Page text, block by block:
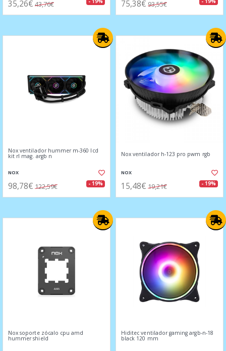
35,26€ 43,76€ - 19% 75,38€ 93,55€ - 19%
Nox ventilador hummer m-360 lcd
kit rl mag. argb n
NOX
98,78€ 122,59€ - 19%
Nox ventilador h-123 pro pwm rgb
NOX
15,48€ 19,21€ - 19%
Nox soporte zócalo cpu amd
hummer shield
Hiditec ventilador gaming argb-n-18
black 120 mm